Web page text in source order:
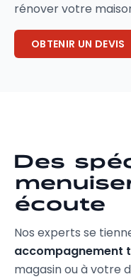
rénover votre
OBTENIR UN DEVIS
Des
écoute
Nos experts se
accompagnement
magasin ou à votre